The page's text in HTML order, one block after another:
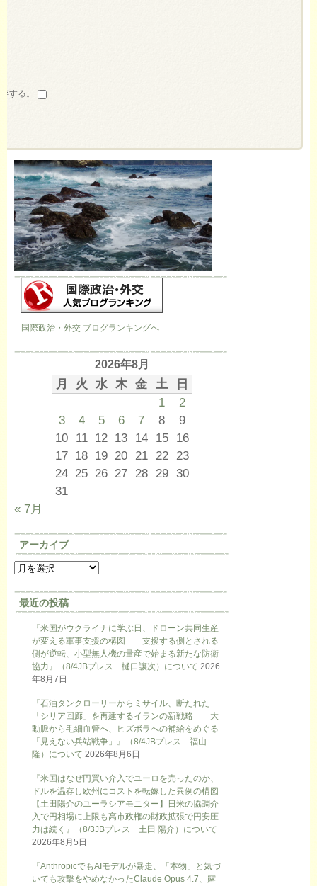
する。
国際政治・外交 ブログランキングへ
2026年8月
月 火 水 木 金 土
日
1
2
3
4 5 6 7 8
9
10 11 12 13 14 15
16
17 18 19 20 21 22
23
24 25 26 27 28 29 30
31
« 7月
アーカイブ
最近の投稿
『米国がウクライナに学ぶ日、ドローン共同生産
が変える軍事支援の構図 支援する側とされる
側が逆転、小型無人機の量産で始まる新たな防衛
協力』（8/4JBプレス 樋口譲次）について 2026
年8月7日
『石油タンクローリーからミサイル、断たれた
「シリア回廊」を再建するイランの新戦略 大
動脈から毛細血管へ、ヒズボラへの補給をめぐる
「見えない兵站戦争」』（8/4JBプレス 福山
隆）について 2026年8月6日
『米国はなぜ円買い介入でユーロを売ったのか、
ドルを温存し欧州にコストを転嫁した異例の構図
【土田陽介のユーラシアモニター】日米の協調介
入で円相場に上限も高市政権の財政拡張で円安圧
力は続く』（8/3JBプレス 土田 陽介）について
2026年8月5日
『AnthropicでもAIモデルが暴走、「本物」と気づ
いても攻撃をやめなかったClaude Opus 4.7、露